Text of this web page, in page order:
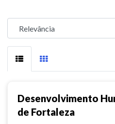
Desenvolvimento
de Fortaleza